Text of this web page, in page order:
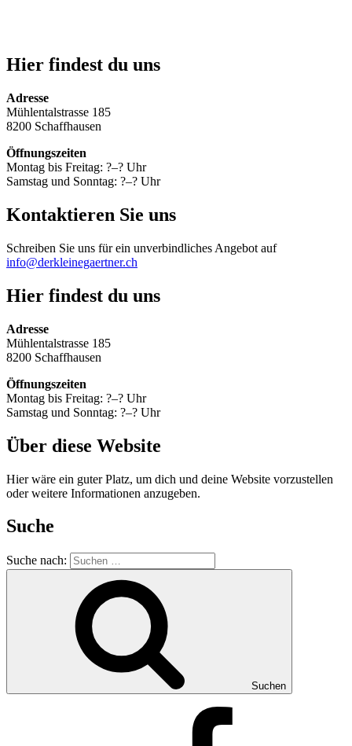
Hier findest du uns
Adresse
Mühlentalstrasse 185
8200 Schaffhausen
Öffnungszeiten
Montag bis Freitag: ?–? Uhr
Samstag und Sonntag: ?–? Uhr
Kontaktieren Sie uns
Schreiben Sie uns für ein unverbindliches Angebot auf
info@derkleinegaertner.ch
Hier findest du uns
Adresse
Mühlentalstrasse 185
8200 Schaffhausen
Öffnungszeiten
Montag bis Freitag: ?–? Uhr
Samstag und Sonntag: ?–? Uhr
Über diese Website
Hier wäre ein guter Platz, um dich und deine Website vorzustellen
oder weitere Informationen anzugeben.
Suche
Suche nach:
Suchen